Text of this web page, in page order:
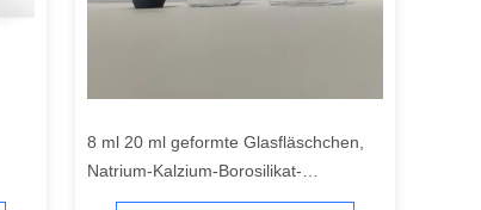
8 ml 20 ml geformte Glasfläschchen,
Natrium-Kalzium-Borosilikat-
Antibiotikafläschchen